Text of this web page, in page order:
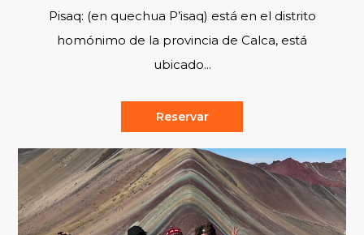
Pisaq: (en quechua P’isaq) está en el distrito
homónimo de la provincia de Calca, está
ubicado...
Reservar